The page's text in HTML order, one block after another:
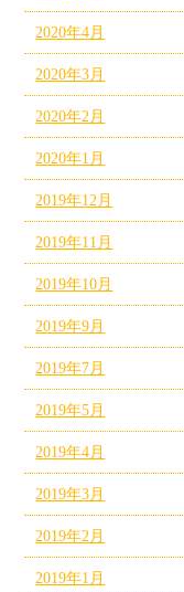
2020年4月
2020年3月
2020年2月
2020年1月
2019年12月
2019年11月
2019年10月
2019年9月
2019年7月
2019年5月
2019年4月
2019年3月
2019年2月
2019年1月